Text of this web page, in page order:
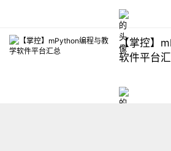
【掌控】
软件平台